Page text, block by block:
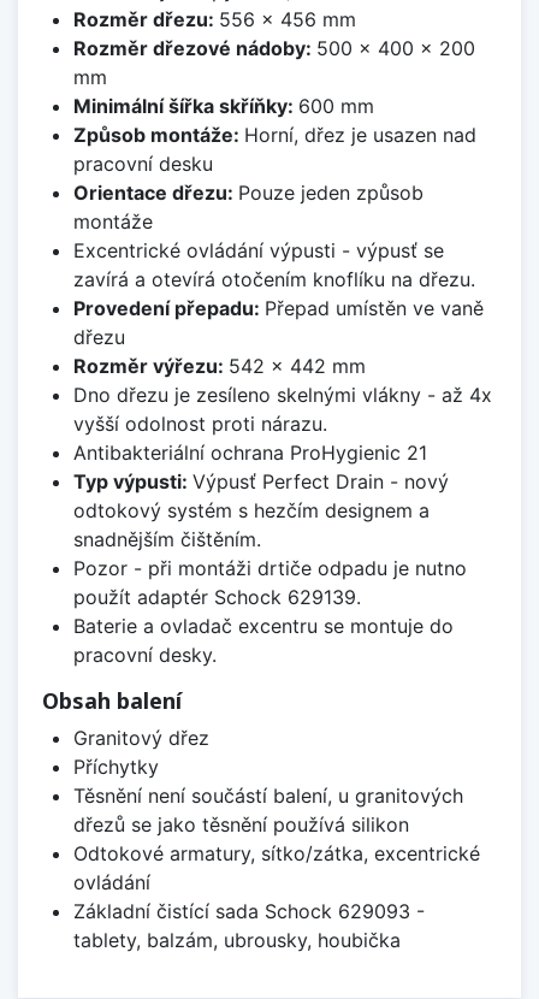
Rozměr dřezu: 556 x 456 mm
Rozměr dřezové nádoby: 500 x 400 x 200
mm
Minimální šířka skříňky: 600 mm
Způsob montáže: Horní, dřez je usazen nad
pracovní desku
Orientace dřezu: Pouze jeden způsob
montáže
Excentrické ovládání výpusti - výpusť se
zavírá a otevírá otočením knoflíku na dřezu.
Provedení přepadu: Přepad umístěn ve vaně
dřezu
Rozměr výřezu: 542 x 442 mm
Dno dřezu je zesíleno skelnými vlákny - až 4x
vyšší odolnost proti nárazu.
Antibakteriální ochrana ProHygienic 21
Typ výpusti: Výpusť Perfect Drain - nový
odtokový systém s hezčím designem a
snadnějším čištěním.
Pozor - při montáži drtiče odpadu je nutno
použít adaptér Schock 629139.
Baterie a ovladač excentru se montuje do
pracovní desky.
Obsah balení
Granitový dřez
Příchytky
Těsnění není součástí balení, u granitových
dřezů se jako těsnění používá silikon
Odtokové armatury, sítko/zátka, excentrické
ovládání
Základní čistící sada Schock 629093 -
tablety, balzám, ubrousky, houbička